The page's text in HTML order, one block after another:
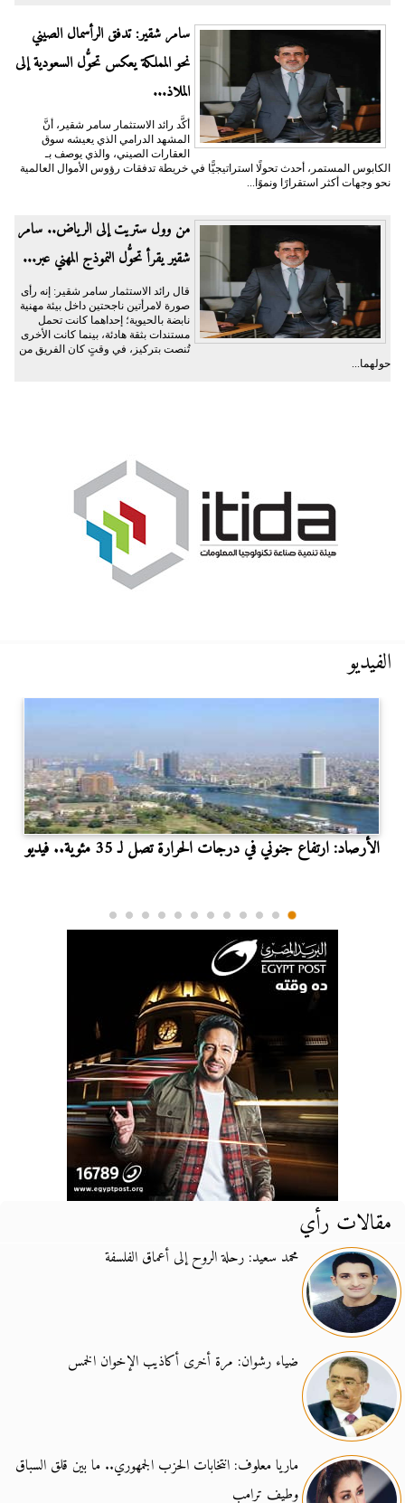
سامر شقير: تدفق الرأسمال الصيني
نحو المملكة يعكس تحوُّل السعودية إلى
الملاذ...
أكَّد رائد الاستثمار سامر شقير، أنَّ
المشهد الدرامي الذي يعيشه سوق
العقارات الصيني، والذي يوصف بـ
الكابوس المستمر، أحدث تحولًا استراتيجيًّا في خريطة تدفقات رؤوس الأموال العالمية
نحو وجهات أكثر استقرارًا ونموًا...
من وول ستريت إلى الرياض.. سامر
شقير يقرأ تحوُّل النموذج المهني عبر...
قال رائد الاستثمار سامر شقير: إنه رأى
صورة لامرأتين ناجحتين داخل بيئة مهنية
نابضة بالحيوية؛ إحداهما كانت تحمل
مستندات بثقة هادئة، بينما كانت الأخرى
تُنصت بتركيز، في وقتٍ كان الفريق من
حولهما...
الفيديو
الأرصاد: ارتفاع جنوني في درجات الحرارة تصل لـ 35 مئوية.. فيديو
مقالات رأي
محمد سعيد: رحلة الروح إلى أعماق الفلسفة
ضياء رشوان: مرة أخرى أكاذيب الإخوان الخمس
ماريا معلوف: انتخابات الحزب الجمهوري.. ما بين قلق السباق
وطيف ترامب